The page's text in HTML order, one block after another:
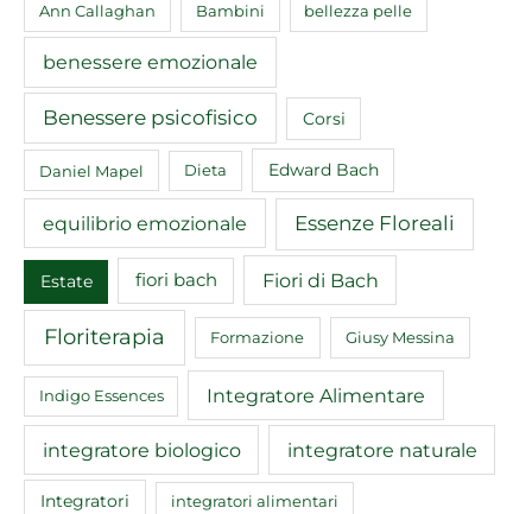
Ann Callaghan Bambini bellezza pelle
benessere emozionale
Benessere psicofisico Corsi
Daniel Mapel Dieta Edward Bach
equilibrio emozionale Essenze Floreali
Estate fiori bach Fiori di Bach
Floriterapia Formazione Giusy Messina
Indigo Essences Integratore Alimentare
integratore biologico integratore naturale
Integratori integratori alimentari